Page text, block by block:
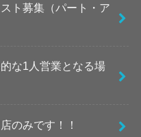
ト募集（パート・ア
な1人営業となる場
のみです！！